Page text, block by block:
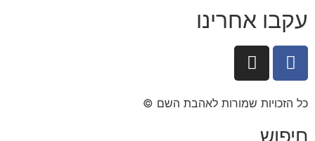
עקבו אחרינו
כל הזכויות שמורות לאהבת השם ©​
חיפוש